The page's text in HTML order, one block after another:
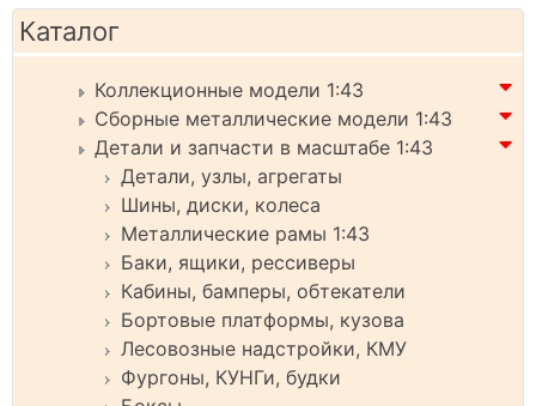
Каталог
Коллекционные модели 1:43
Сборные металлические модели 1:43
Детали и запчасти в масштабе 1:43
Детали, узлы, агрегаты
Шины, диски, колеса
Металлические рамы 1:43
Баки, ящики, рессиверы
Кабины, бамперы, обтекатели
Бортовые платформы, кузова
Лесовозные надстройки, КМУ
Фургоны, КУНГи, будки